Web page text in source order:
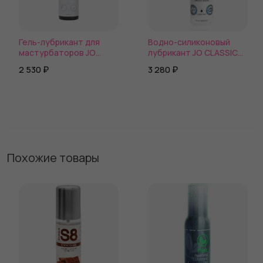
Гель-лубрикант для
мастурбаторов JO
2 530 ₽
Водно-силиконовый
лубрикант JO CLASSIC
3 280 ₽
Похожие товары